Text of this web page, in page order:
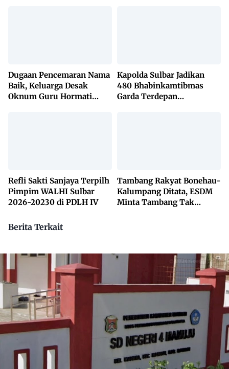
Dugaan Pencemaran Nama
Baik, Keluarga Desak
Oknum Guru Hormati
Kapolda Sulbar Jadikan
480 Bhabinkamtibmas
Garda Terdepan
Refli Sakti Sanjaya Terpilh
Pimpim WALHI Sulbar
2026-20230 di PDLH IV
Tambang Rakyat Bonehau-
Kalumpang Ditata, ESDM
Minta Tambang Tak
Berita Terkait